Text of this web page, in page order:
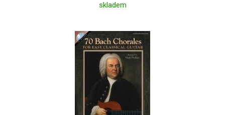
skladem